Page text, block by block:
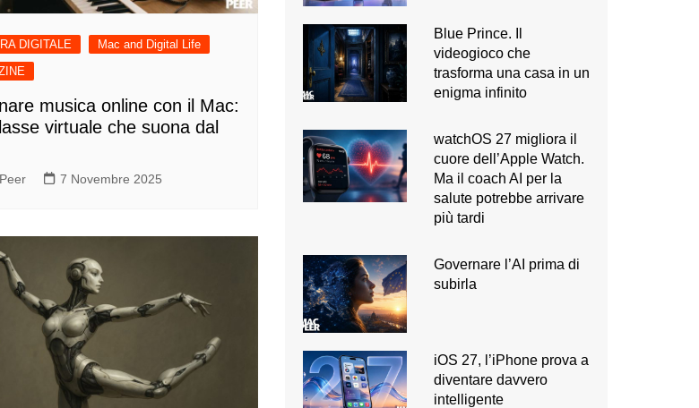
DIGITALE
Mac and Digital Life
musica online con il Mac:
virtuale che suona dal
7 Novembre 2025
Blue Prince. Il
videogioco che
trasforma una casa in un
enigma infinito
watchOS 27 migliora il
cuore dell’Apple Watch.
Ma il coach AI per la
salute potrebbe arrivare
più tardi
Governare l’AI prima di
subirla
iOS 27, l’iPhone prova a
diventare davvero
intelligente